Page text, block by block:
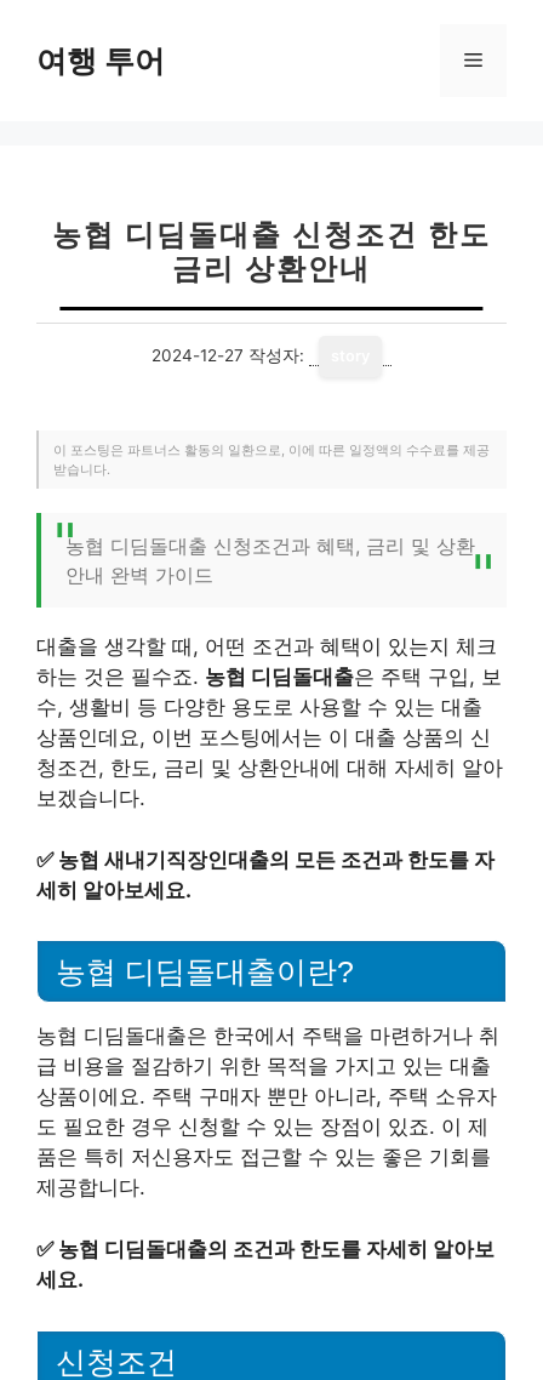
여행 투어 메
농협 디딤돌대출 신청조건 한도
금리 상환안내
2024-12-27 작성자:
이 포스팅은 파트너스 활동의 일환으로, 이에 따른 일정액의 수수료를 제공
받습니다.
농협 디딤돌대출 신청조건과 혜택, 금리 및 상환
안내 완벽 가이드
대출을 생각할 때, 어떤 조건과 혜택이 있는지 체크
하는 것은 필수죠. 농협 디딤돌대출은 주택 구입, 보
수, 생활비 등 다양한 용도로 사용할 수 있는 대출
상품인데요, 이번 포스팅에서는 이 대출 상품의 신
청조건, 한도, 금리 및 상환안내에 대해 자세히 알아
보겠습니다.
✅ 농협 새내기직장인대출의 모든 조건과 한도를 자
세히 알아보세요.
농협 디딤돌대출이란?
농협 디딤돌대출은 한국에서 주택을 마련하거나 취
급 비용을 절감하기 위한 목적을 가지고 있는 대출
상품이에요. 주택 구매자 뿐만 아니라, 주택 소유자
도 필요한 경우 신청할 수 있는 장점이 있죠. 이 제
품은 특히 저신용자도 접근할 수 있는 좋은 기회를
제공합니다.
✅ 농협 디딤돌대출의 조건과 한도를 자세히 알아보
세요.
신청조건